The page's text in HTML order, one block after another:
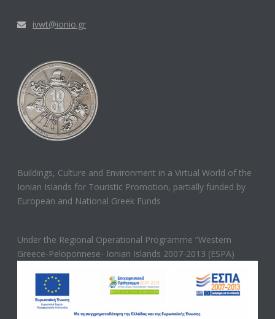
ivwt@ionio.gr
Buildings, Culture and Environment in a Virtual World of the
Ionian Islands for Touristic Promotion, partially funded by
European and National Greek Funds
Under the Regional Operational Programme ”Western
Greece-Peloponnese- Ionian Islands 2007-2013 (ESPA)